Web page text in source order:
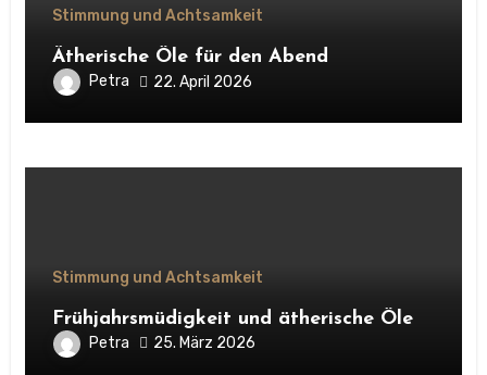
Stimmung und Achtsamkeit
Ätherische Öle für den Abend
Petra 22. April 2026
Stimmung und Achtsamkeit
Frühjahrsmüdigkeit und ätherische Öle
Petra 25. März 2026